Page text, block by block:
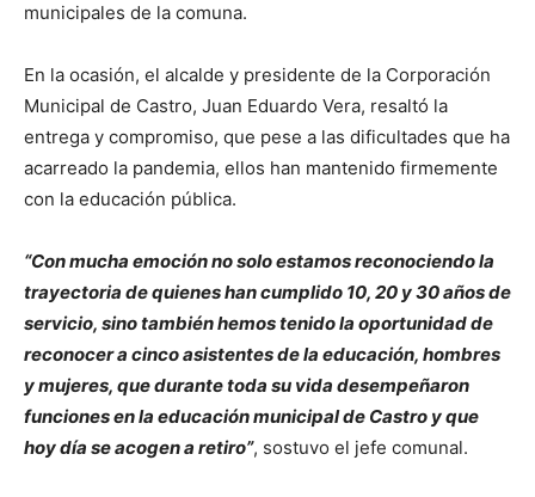
municipales de la comuna.
En la ocasión, el alcalde y presidente de la Corporación
Municipal de Castro, Juan Eduardo Vera, resaltó la
entrega y compromiso, que pese a las dificultades que ha
acarreado la pandemia, ellos han mantenido firmemente
con la educación pública.
“Con mucha emoción no solo estamos reconociendo la
trayectoria de quienes han cumplido 10, 20 y 30 años de
servicio, sino también hemos tenido la oportunidad de
reconocer a cinco asistentes de la educación, hombres
y mujeres, que durante toda su vida desempeñaron
funciones en la educación municipal de Castro y que
hoy día se acogen a retiro”, sostuvo el jefe comunal.